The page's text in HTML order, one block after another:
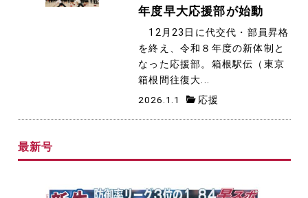
年度早大応援部が始動
12月23日に代交代・部員昇格
を終え、令和８年度の新体制と
なった応援部。箱根駅伝（東京
箱根間往復大...
2026.1.1 応援
最新号